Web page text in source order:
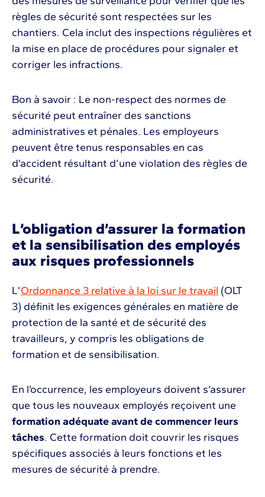
règles de sécurité sont respectées sur les
chantiers. Cela inclut des inspections régulières et
la mise en place de procédures pour signaler et
corriger les infractions.
Bon à savoir : Le non-respect des normes de
sécurité peut entraîner des sanctions
administratives et pénales. Les employeurs
peuvent être tenus responsables en cas
d’accident résultant d’une violation des règles de
sécurité.
L’obligation d’assurer la formation
et la sensibilisation des employés
aux risques professionnels
L’Ordonnance 3 relative à la loi sur le travail (OLT
3) définit les exigences générales en matière de
protection de la santé et de sécurité des
travailleurs, y compris les obligations de
formation et de sensibilisation.
En l’occurrence, les employeurs doivent s’assurer
que tous les nouveaux employés reçoivent une
formation adéquate avant de commencer leurs
tâches. Cette formation doit couvrir les risques
spécifiques associés à leurs fonctions et les
mesures de sécurité à prendre.